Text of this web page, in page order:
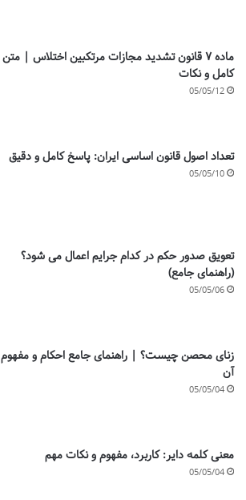
ماده ۷ قانون تشدید مجازات مرتکبین اختلاس | متن
کامل و نکات
05/05/12
تعداد اصول قانون اساسی ایران: پاسخ کامل و دقیق
05/05/10
تعویق صدور حکم در کدام جرایم اعمال می شود؟
(راهنمای جامع)
05/05/06
زنای محصن چیست؟ | راهنمای جامع احکام و مفهوم
آن
05/05/04
معنی کلمه دایر: کاربرد، مفهوم و نکات مهم
05/05/04